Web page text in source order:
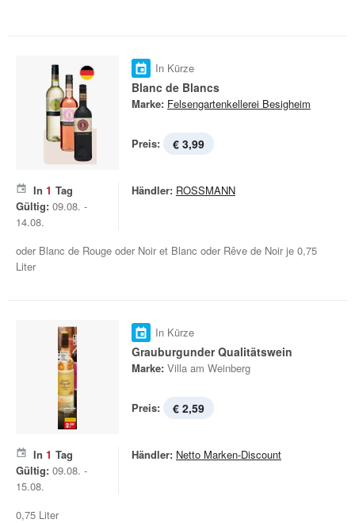
In Kürze
Blanc de Blancs
Marke: Felsengartenkellerei Besigheim
Preis: € 3,99
In 1 Tag
Gültig: 09.08. -
14.08.
Händler: ROSSMANN
oder Blanc de Rouge oder Noir et Blanc oder Rêve de Noir je 0,75
Liter
In Kürze
Grauburgunder Qualitätswein
Marke: Villa am Weinberg
Preis: € 2,59
In 1 Tag
Gültig: 09.08. -
15.08.
Händler: Netto Marken-Discount
0,75 Liter